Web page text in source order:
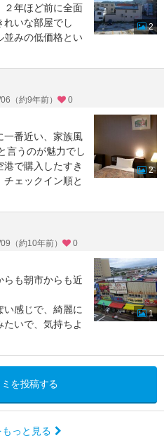
２年ほど前に全面
れいな部屋でし
並みの低価格とい
2
（約9年前） 0
一番近い、家族風
言うのが魅力でし
で購入したすき
ェックイン順と
2
（約10年前） 0
らも朝市からも近
感じで、綺麗に
たいで、気持ちよ
1
を投稿する
っと見る